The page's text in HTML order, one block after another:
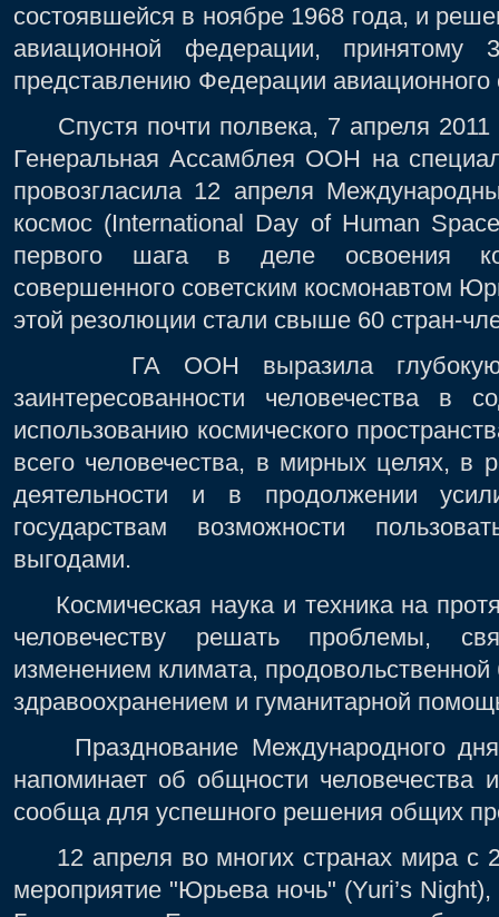
состоявшейся в ноябре 1968 года, и
авиационной федерации,
представлению Федерации
Спустя почти полвека, 7 апреля 2011
Генеральная Ассамблея ООН на
провозгласила 12 апреля
космос (International Day of Human
первого шага в деле освоения
совершенного советским космонавтом
этой резолюции стали свыше 60 стран-
ГА ООН выразила глубокую
заинтересованности человечества в
использованию космического
всего человечества, в мирных целях, в
деятельности и в продолжении
государствам возможности
выгодами.
Космическая наука и техника на
человечеству решать проблемы,
изменением климата,
здравоохранением и гуманитарной
Празднование Международного дня
напоминает об общности человечества
сообща для успешного решения общих
12 апреля во многих странах мира с
мероприятие "Юрьева ночь" (Yuri’s